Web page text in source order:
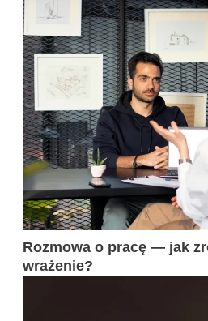
Rozmowa o pracę — jak
wrażenie?